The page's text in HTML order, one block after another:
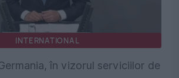
INTERNATIONAL
în vizorul serviciilor de